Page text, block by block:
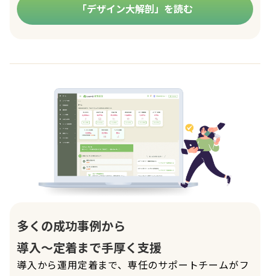
「デザイン大解剖」を読む
多くの成功事例から
導入〜定着まで手厚く支援
導入から運用定着まで、専任のサポートチームがフ